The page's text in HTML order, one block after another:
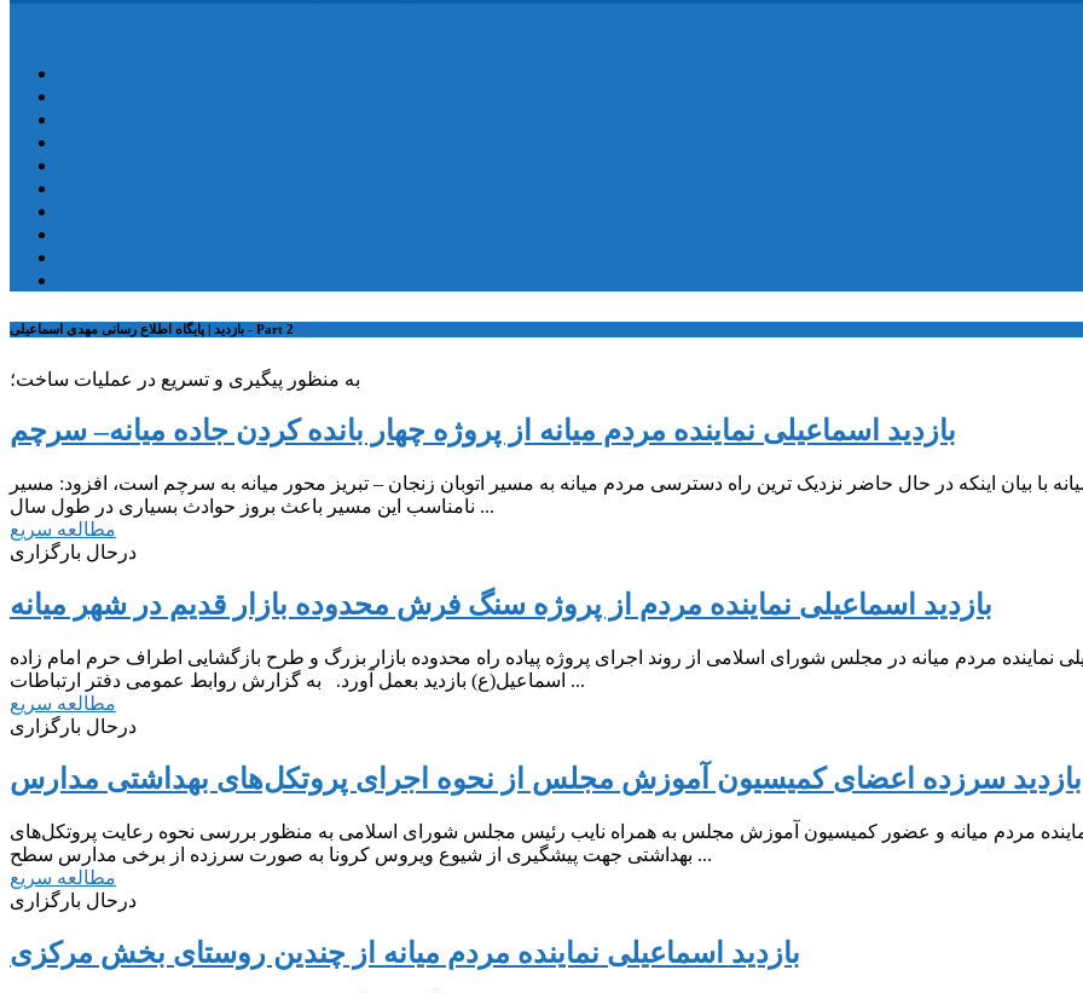
بازدید | پایگاه اطلاع رسانی مهدی اسماعیلی - Part 2
به منظور پیگیری و تسریع در عملیات ساخت؛
بازدید اسماعیلی نماینده مردم میانه از پروژه چهار بانده کردن جاده میانه– سرچم
با بیان اینکه در حال حاضر نزدیک ترین راه دسترسی مردم میانه به مسیر اتوبان زنجان – تبریز محور میانه به سرچم است، افزود: مسیر
نامناسب این مسیر باعث بروز حوادث بسیاری در طول سال ...
مطالعه سریع
درحال بارگزاری
بازدید اسماعیلی نماینده مردم از پروژه سنگ فرش محدوده بازار قدیم در شهر میانه
نماینده مردم میانه در مجلس شورای اسلامی از روند اجرای پروژه پیاده راه محدوده بازار بزرگ و طرح بازگشایی اطراف حرم امام زاده
اسماعیل(ع) بازدید بعمل آورد. به گزارش روابط عمومی دفتر ارتباطات ...
مطالعه سریع
درحال بارگزاری
بازدید سرزده اعضای کمیسیون آموزش مجلس از نحوه اجرای پروتکل‌های بهداشتی مدارس
مردم میانه و عضور کمیسیون آموزش مجلس به همراه نایب رئیس مجلس شورای اسلامی به منظور بررسی نحوه رعایت پروتکل‌های
بهداشتی جهت پیشگیری از شیوع ویروس کرونا به صورت سرزده از برخی مدارس سطح ...
مطالعه سریع
درحال بارگزاری
️بازدید اسماعیلی نماینده مردم میانه از چندین روستای بخش مرکزی